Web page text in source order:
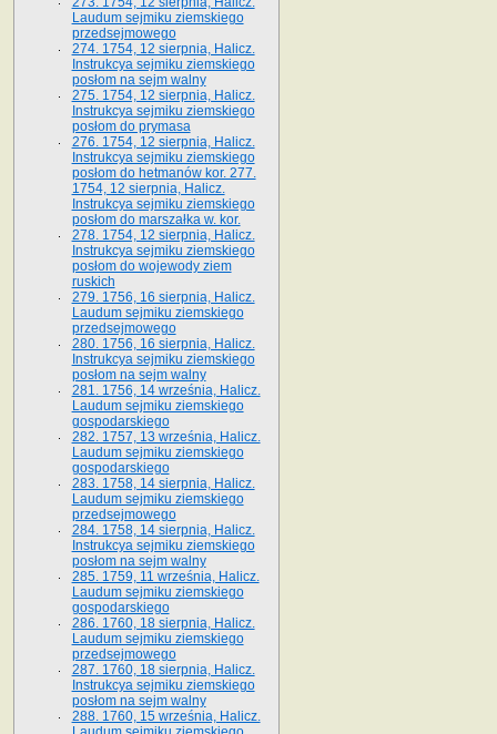
Laudum sejmiku ziemskiego
przedsejmowego
274. 1754, 12 sierpnia, Halicz.
Instrukcya sejmiku ziemskiego
posłom na sejm walny
275. 1754, 12 sierpnia, Halicz.
Instrukcya sejmiku ziemskiego
posłom do prymasa
276. 1754, 12 sierpnia, Halicz.
Instrukcya sejmiku ziemskiego
posłom do hetmanów kor. 277.
1754, 12 sierpnia, Halicz.
Instrukcya sejmiku ziemskiego
posłom do marszałka w. kor.
278. 1754, 12 sierpnia, Halicz.
Instrukcya sejmiku ziemskiego
posłom do wojewody ziem
ruskich
279. 1756, 16 sierpnia, Halicz.
Laudum sejmiku ziemskiego
przedsejmowego
280. 1756, 16 sierpnia, Halicz.
Instrukcya sejmiku ziemskiego
posłom na sejm walny
281. 1756, 14 września, Halicz.
Laudum sejmiku ziemskiego
gospodarskiego
282. 1757, 13 września, Halicz.
Laudum sejmiku ziemskiego
gospodarskiego
283. 1758, 14 sierpnia, Halicz.
Laudum sejmiku ziemskiego
przedsejmowego
284. 1758, 14 sierpnia, Halicz.
Instrukcya sejmiku ziemskiego
posłom na sejm walny
285. 1759, 11 września, Halicz.
Laudum sejmiku ziemskiego
gospodarskiego
286. 1760, 18 sierpnia, Halicz.
Laudum sejmiku ziemskiego
przedsejmowego
287. 1760, 18 sierpnia, Halicz.
Instrukcya sejmiku ziemskiego
posłom na sejm walny
288. 1760, 15 września, Halicz.